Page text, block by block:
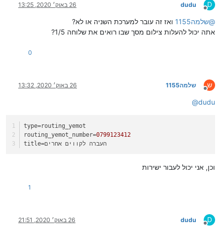
D
מנותק
dudu 26 באוק׳ 2020, 13:25
@שלמה1155
ואז זה עובר למערכת השניה או לא?
אתה יכול להעלות צילום מסך שבו רואים את שלוחה 1/5?
0
ש
מנותק
שלמה1155 26 באוק׳ 2020, 13:32
@dudu
type=routing_yemot
routing_yemot_number=0799123412
title =העברה לקווים אחרים
וכן, אני יכול לעבור ישירות
1
D
מנותק
dudu 26 באוק׳ 2020, 21:51